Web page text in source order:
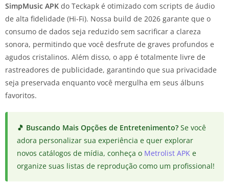
SimpMusic APK do Teckapk é otimizado com scripts de áudio
de alta fidelidade (Hi-Fi). Nossa build de 2026 garante que o
consumo de dados seja reduzido sem sacrificar a clareza
sonora, permitindo que você desfrute de graves profundos e
agudos cristalinos. Além disso, o app é totalmente livre de
rastreadores de publicidade, garantindo que sua privacidade
seja preservada enquanto você mergulha em seus álbuns
favoritos.
🎵 Buscando Mais Opções de Entretenimento? Se você
adora personalizar sua experiência e quer explorar
novos catálogos de mídia, conheça o Metrolist APK e
organize suas listas de reprodução como um profissional!